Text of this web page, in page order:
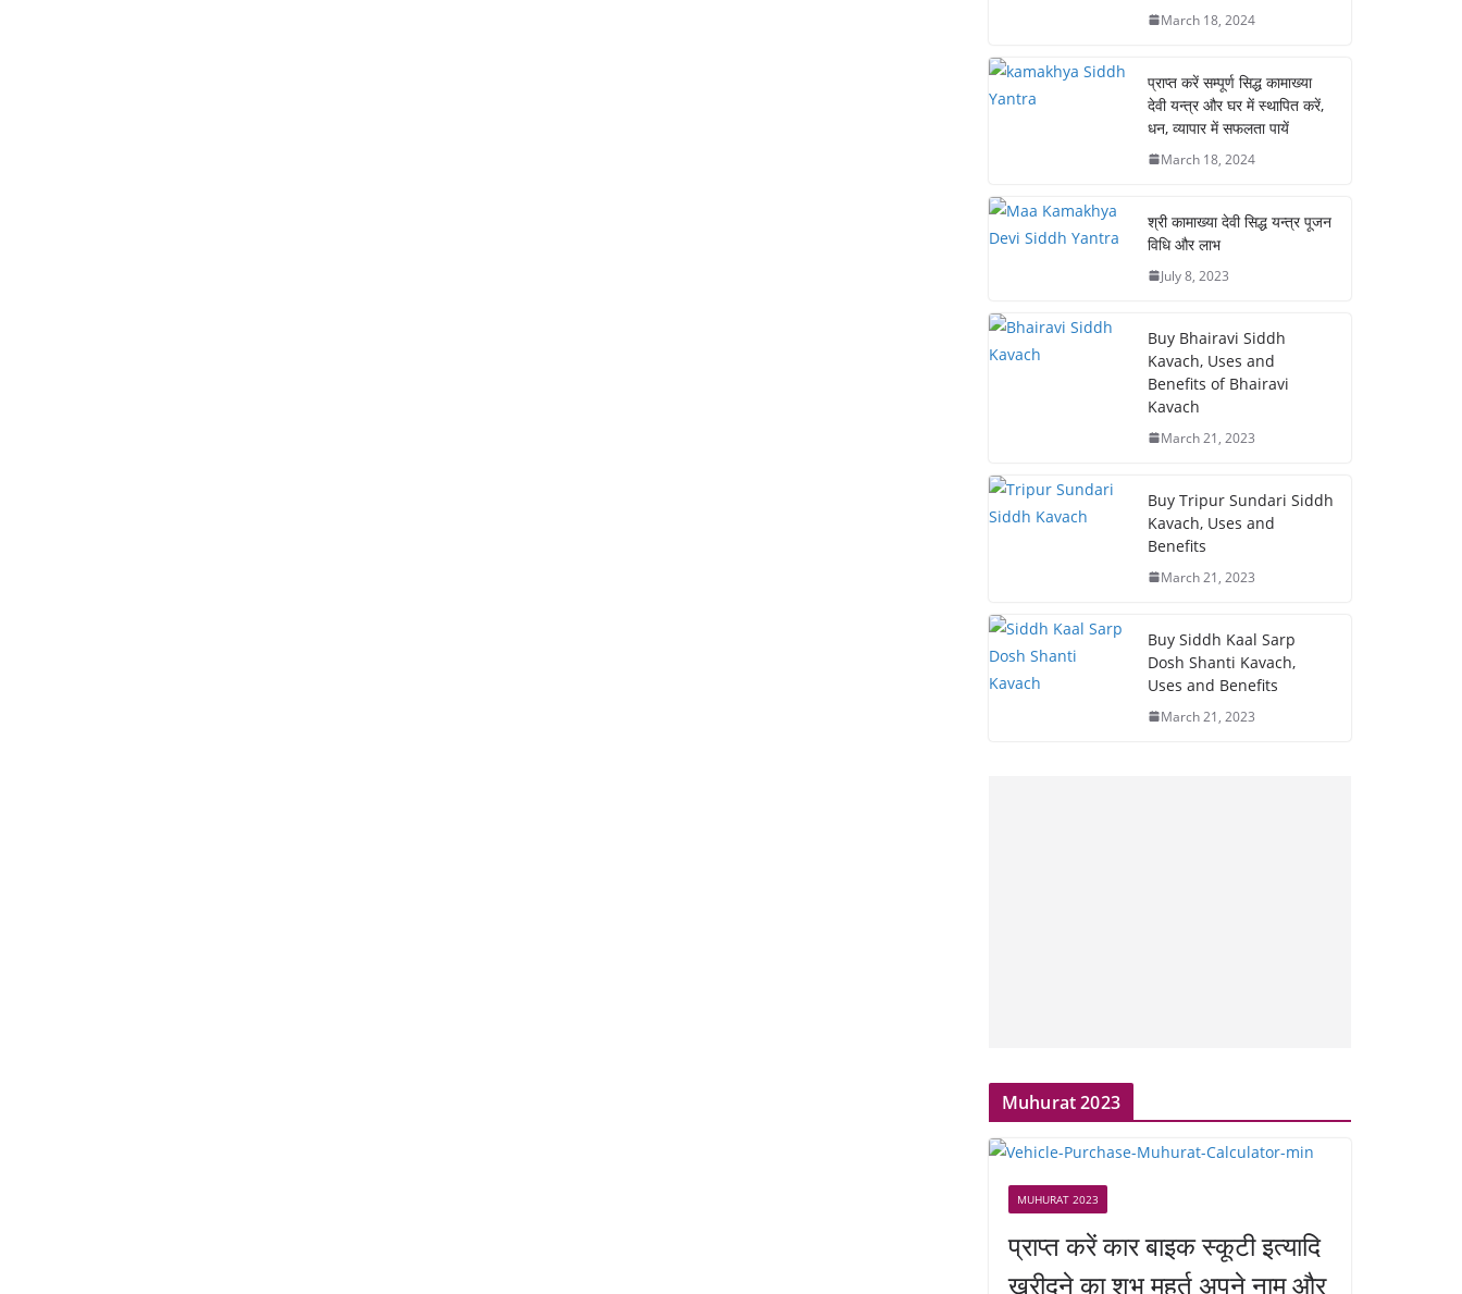
March 18, 2024
प्राप्त करें सम्पूर्ण सिद्ध कामाख्या
देवी यन्त्र और घर में स्थापित करें,
धन, व्यापार में सफलता पायें
March 18, 2024
श्री कामाख्या देवी सिद्ध यन्त्र पूजन
विधि और लाभ
July 8, 2023
Buy Bhairavi Siddh
Kavach, Uses and
Benefits of Bhairavi
Kavach
March 21, 2023
Buy Tripur Sundari Siddh
Kavach, Uses and
Benefits
March 21, 2023
Buy Siddh Kaal Sarp
Dosh Shanti Kavach,
Uses and Benefits
March 21, 2023
Muhurat 2023
MUHURAT 2023
प्राप्त करें कार बाइक स्कूटी इत्यादि
खरीदने का शुभ मुहूर्त अपने नाम और